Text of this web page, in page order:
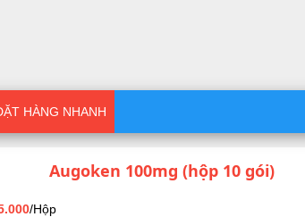
HÀNG NHANH
Augoken 100mg (hộp 10 gói)
/Hộp